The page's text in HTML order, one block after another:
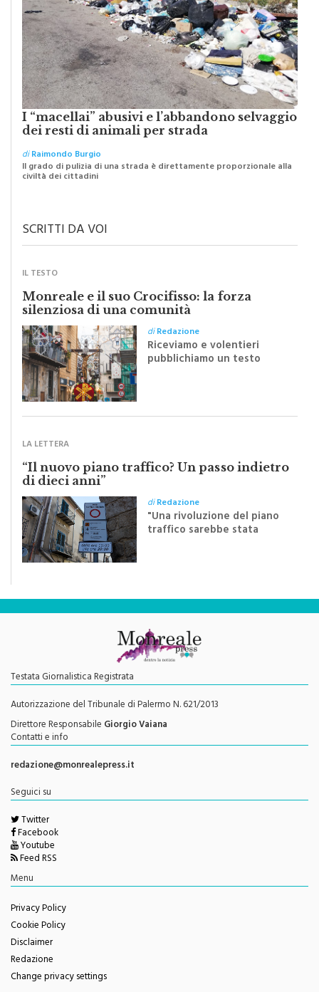
I “macellai” abusivi e l’abbandono selvaggio
dei resti di animali per strada
diRaimondo Burgio
Il grado di pulizia di una strada è direttamente proporzionale alla
civiltà dei cittadini
Monreale e il suo Crocifisso: la forza
silenziosa di una comunità
diRedazione
Riceviamo e volentieri
pubblichiamo un testo
inviato dalla scrittrice
monrealese Mariella
“Il nuovo piano traffico? Un passo indietro
di dieci anni”
"Una rivoluzione del piano
traffico sarebbe stata
efficace se preceduta da
una rivoluzione culturale"
Testata Giornalistica Registrata
Autorizzazione del Tribunale di Palermo N. 621/2013
Direttore ResponsabileGiorgio Vaiana
Contatti e info
redazione@monrealepress.it
Twitter
Facebook
Youtube
Feed RSS
Menu
Privacy Policy
Cookie Policy
Disclaimer
Redazione
Change privacy settings
Questo sito è associato alla